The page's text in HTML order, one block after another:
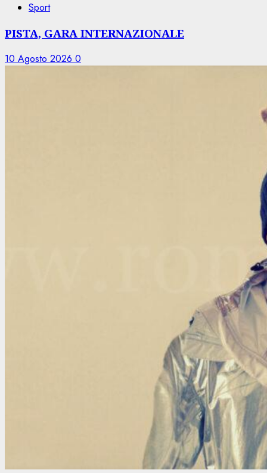
Sport
PISTA, GARA INTERNAZIONALE
10 Agosto 2026 0